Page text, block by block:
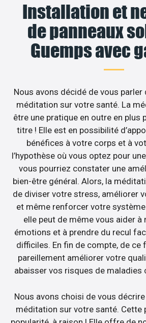
Installation et
de panneaux
Guemps avec
Nous avons décidé de vous
méditation sur votre santé. La
être une pratique en outre en plus
titre ! Elle est en possibilité
bénéfices à votre corps et à
l’hypothèse où vous optez pour
vous pourriez constater une
bien-être général. Alors, la
de diviser votre stress, améliorer
et même renforcer votre
elle peut de même vous aider à
émotions et à prendre du recul
difficiles. En fin de compte, de ce
pareillement améliorer votre
abaisser vos risques de maladies
Nous avons choisi de vous
méditation sur votre santé. Cette